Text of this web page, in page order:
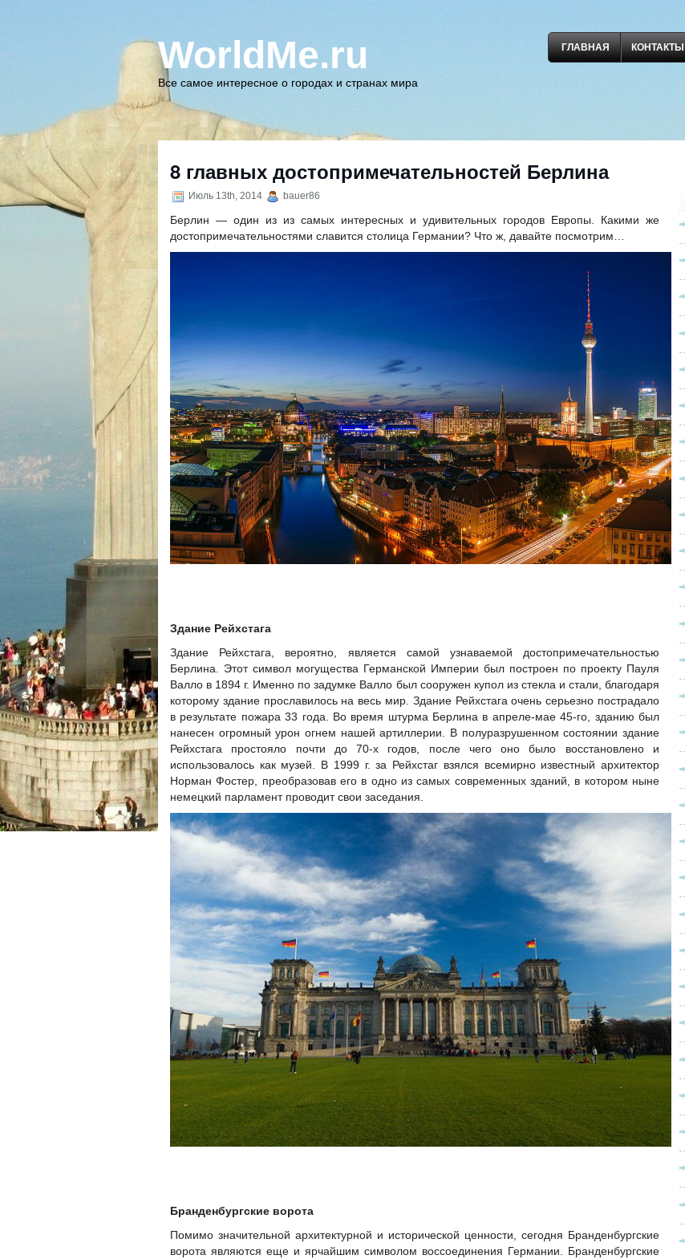
WorldMe.ru
Все самое интересное о городах и странах мира
ГЛАВНАЯ КОНТАКТЫ
8 главных достопримечательностей Берлина
Июль 13th, 2014 bauer86
Берлин — один из из самых интересных и удивительных городов Европы. Какими же
достопримечательностями славится столица Германии? Что ж, давайте посмотрим…
Здание Рейхстага
Здание Рейхстага, вероятно, является самой узнаваемой достопримечательностью
Берлина. Этот символ могущества Германской Империи был построен по проекту Пауля
Валло в 1894 г. Именно по задумке Валло был сооружен купол из стекла и стали, благодаря
которому здание прославилось на весь мир. Здание Рейхстага очень серьезно пострадало
в результате пожара 33 года. Во время штурма Берлина в апреле-мае 45-го, зданию был
нанесен огромный урон огнем нашей артиллерии. В полуразрушенном состоянии здание
Рейхстага простояло почти до 70-х годов, после чего оно было восстановлено и
использовалось как музей. В 1999 г. за Рейхстаг взялся всемирно известный архитектор
Норман Фостер, преобразовав его в одно из самых современных зданий, в котором ныне
немецкий парламент проводит свои заседания.
Бранденбургские ворота
Помимо значительной архитектурной и исторической ценности, сегодня Бранденбургские
ворота являются еще и ярчайшим символом воссоединения Германии. Бранденбургские